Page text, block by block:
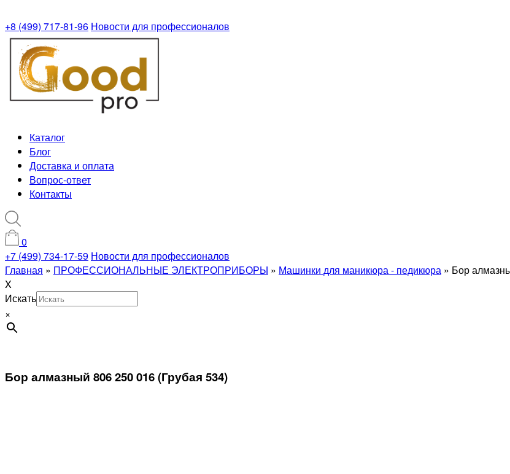
+8 (499) 717-81-96 Новости для профессионалов
Каталог
Блог
Доставка и оплата
Вопрос-ответ
Контакты
0
+7 (499) 734-17-59 Новости для профессионалов
Главная » ПРОФЕССИОНАЛЬНЫЕ ЭЛЕКТРОПРИБОРЫ » Машинки для маникюра - педикюра » Бор
X
Искать
×
Бор алмазный 806 250 016 (Грубая 534)